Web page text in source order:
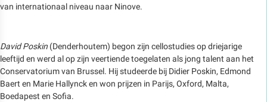
van internationaal niveau naar Ninove.
David Poskin (Denderhoutem) begon zijn cellostudies op driejarige
leeftijd en werd al op zijn veertiende toegelaten als jong talent aan het
Conservatorium van Brussel. Hij studeerde bij Didier Poskin, Edmond
Baert en Marie Hallynck en won prijzen in Parijs, Oxford, Malta,
Boedapest en Sofia.